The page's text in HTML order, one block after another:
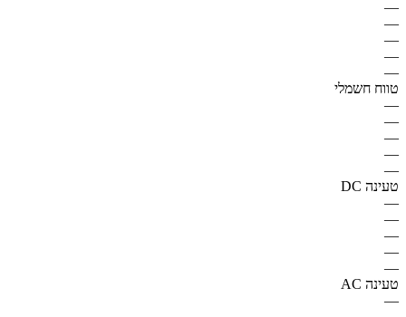
—
—
—
—
—
טווח חשמלי
—
—
—
—
—
טעינה DC
—
—
—
—
—
טעינה AC
—